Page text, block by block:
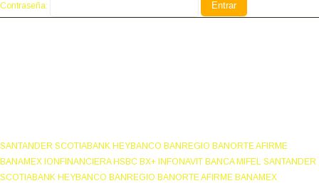
Contraseña:
SANTANDER SCOTIABANK HEYBANCO BANREGIO BANORTE AFIRME
BANAMEX IONFINANCIERA HSBC BX+ INFONAVIT BANCA MIFEL SANTANDER
SCOTIABANK HEYBANCO BANREGIO BANORTE AFIRME BANAMEX